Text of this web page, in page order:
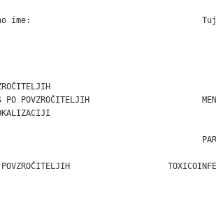
ime:                                   Tuje
POVZROČITELJIH
PO POVZROČITELJIH
LOKALIZACIJI
POVZROČITELJIH